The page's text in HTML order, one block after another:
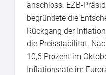
anschloss. EZB-
begründete die
Rückgang der
die Preisstabilität.
10,6 Prozent im
Inflationsrate im